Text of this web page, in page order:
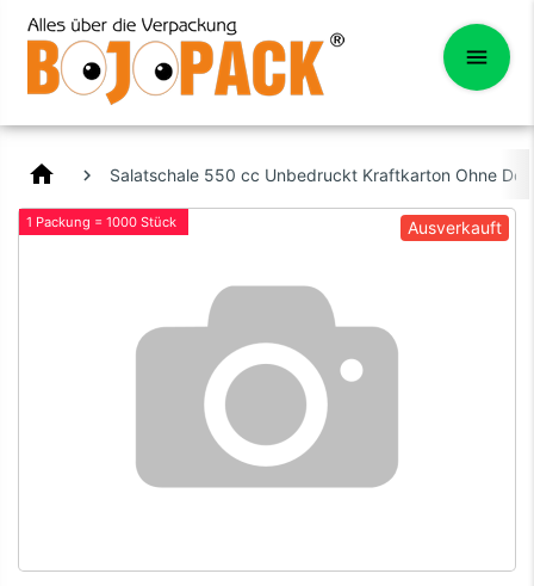
home Salatschale 550 cc Unbedruckt Kraftkarton Ohne
1 Packung = 1000 Stück Ausverkauft